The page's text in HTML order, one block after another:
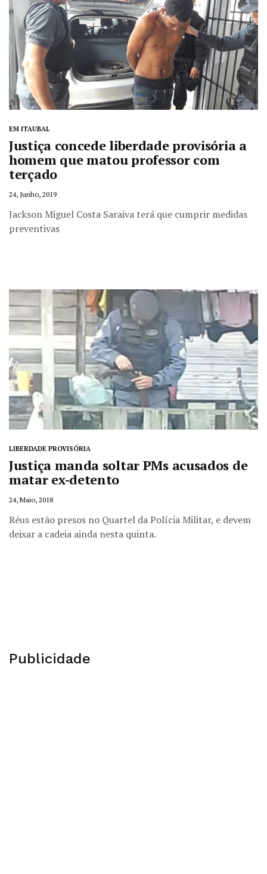
EM ITAUBAL
Justiça concede liberdade provisória a
homem que matou professor com
terçado
24, Junho, 2019
Jackson Miguel Costa Saraiva terá que cumprir medidas
preventivas
LIBERDADE PROVISÓRIA
Justiça manda soltar PMs acusados de
matar ex-detento
24, Maio, 2018
Réus estão presos no Quartel da Polícia Militar, e devem
deixar a cadeia ainda nesta quinta.
Publicidade